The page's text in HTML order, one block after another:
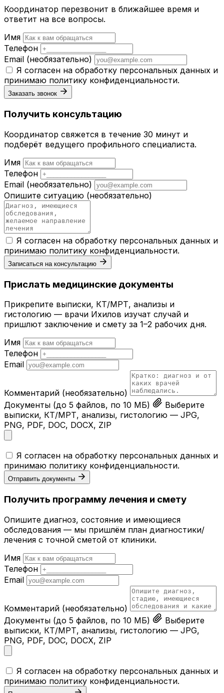
Координатор перезвонит в ближайшее время и
ответит на все вопросы.
Имя
Телефон
Email (необязательно)
Я согласен на обработку персональных данных и
принимаю политику конфиденциальности.
Заказать звонок
Получить консультацию
Координатор свяжется в течение 30 минут и
подберёт ведущего профильного специалиста.
Имя
Телефон
Email (необязательно)
Опишите ситуацию (необязательно)
Я согласен на обработку персональных данных и
принимаю политику конфиденциальности.
Записаться на консультацию
Прислать медицинские документы
Прикрепите выписки, КТ/МРТ, анализы и
гистологию — врачи Ихилов изучат случай и
пришлют заключение и смету за 1–2 рабочих дня.
Имя
Телефон
Email
Комментарий (необязательно)
Документы (до 5 файлов, по 10 МБ)
Выберите
выписки, КТ/МРТ, анализы, гистологию — JPG,
PNG, PDF, DOC, DOCX, ZIP
Я согласен на обработку персональных данных и
принимаю политику конфиденциальности.
Отправить документы
Получить программу лечения и смету
Опишите диагноз, состояние и имеющиеся
обследования — мы пришлём план диагностики/
лечения с точной сметой от клиники.
Имя
Телефон
Email
Комментарий (необязательно)
Документы (до 5 файлов, по 10 МБ)
Выберите
выписки, КТ/МРТ, анализы, гистологию — JPG,
PNG, PDF, DOC, DOCX, ZIP
Я согласен на обработку персональных данных и
принимаю политику конфиденциальности.